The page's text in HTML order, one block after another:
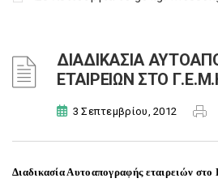
ΔΙΑΔΙΚΑΣΙΑ
ΕΤΑΙΡΕΙΩΝ ΣΤΟ
3 Σεπτεμβρίου, 2012
Διαδικασία Αυτοαπογραφής εταιρειών